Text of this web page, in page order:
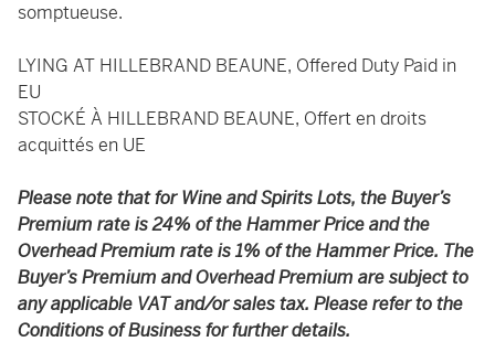
somptueuse.
LYING AT HILLEBRAND BEAUNE, Offered Duty Paid in
EU
STOCKÉ À HILLEBRAND BEAUNE, Offert en droits
acquittés en UE
Please note that for Wine and Spirits Lots, the Buyer’s
Premium rate is 24% of the Hammer Price and the
Overhead Premium rate is 1% of the Hammer Price. The
Buyer’s Premium and Overhead Premium are subject to
any applicable VAT and/or sales tax. Please refer to the
Conditions of Business for further details.